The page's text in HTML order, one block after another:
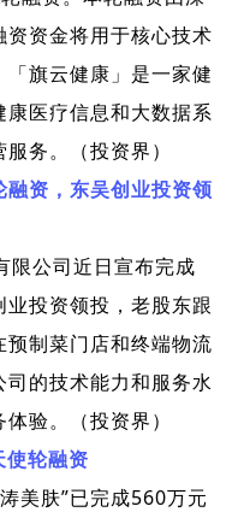
资金将用于核心技术
旗云健康」是一家健
康医疗信息和大数据系
务。（投资界）
资，东吴创业投资领
限公司近日宣布完成
投资领投，老股东跟
制菜门店和终端物流
司的技术能力和服务水
验。（投资界）
使轮融资
美肤”已完成560万元